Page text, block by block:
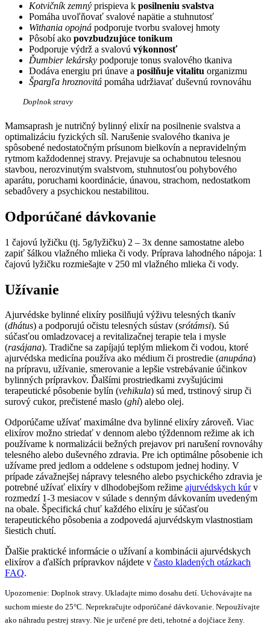
Kotvičník zemný prispieva k posilneniu svalstva
Pomáha uvoľňovať svalové napätie a stuhnutosť
Withania opojná podporuje tvorbu svalovej hmoty
Pôsobí ako povzbudzujúce tonikum
Podporuje výdrž a svalovú výkonnosť
Ďumbier lekársky podporuje tonus svalového tkaniva
Dodáva energiu pri únave a posilňuje vitalitu organizmu
Špargľa hroznovitá pomáha udržiavať duševnú rovnováhu
Doplnok stravy
Mamsaprash je nutričný bylinný elixír na posilnenie svalstva a
optimalizáciu fyzických síl. Narušenie svalového tkaniva je
spôsobené nedostatočným prísunom bielkovín a nepravidelným
rytmom každodennej stravy. Prejavuje sa ochabnutou telesnou
stavbou, nerozvinutým svalstvom, stuhnutosťou pohybového
aparátu, poruchami koordinácie, únavou, strachom, nedostatkom
sebadôvery a psychickou nestabilitou.
Odporúčané dávkovanie
1 čajovú lyžičku (tj. 5g/lyžičku) 2 – 3x denne samostatne alebo
zapiť šálkou vlažného mlieka či vody. Príprava lahodného nápoja: 1
čajovú lyžičku rozmiešajte v 250 ml vlažného mlieka či vody.
Užívanie
Ajurvédske bylinné elixíry posilňujú výživu telesných tkanív
(dhátus) a podporujú očistu telesných sústav (srótámsi). Sú
súčasťou omladzovacej a revitalizačnej terapie tela i mysle
(rasájana). Tradične sa zapíjajú teplým mliekom či vodou, ktoré
ajurvédska medicína používa ako médium či prostredie (anupána)
na prípravu, užívanie, smerovanie a lepšie vstrebávanie účinkov
bylinných prípravkov. Ďalšími prostriedkami zvyšujúcimi
terapeutické pôsobenie bylín (vehikula) sú med, trstinový sirup či
surový cukor, prečistené maslo (ghí) alebo olej.
Odporúčame užívať maximálne dva bylinné elixíry zároveň. Viac
elixírov možno striedať v dennom alebo týždennom režime ak ich
používame k normalizácii bežných prejavov pri narušení rovnováhy
telesného alebo duševného zdravia. Pre ich optimálne pôsobenie ich
užívame pred jedlom a oddelene s odstupom jednej hodiny. V
prípade závažnejšej nápravy telesného alebo psychického zdravia je
potrebné užívať elixíry v dlhodobejšom režime ajurvédskych kúrv
rozmedzí 1-3 mesiacov v súlade s denným dávkovaním uvedeným
na obale. Špecifická chuť každého elixíru je súčasťou
terapeutického pôsobenia a zodpovedá ajurvédskym vlastnostiam
šiestich chutí.
Ďalšie praktické informácie o užívaní a kombinácii ajurvédskych
elixírov a ďalších prípravkov nájdete v často kladených otázkach
FAQ.
Upozornenie: Doplnok stravy. Ukladajte mimo dosahu detí. Uchovávajte na
suchom mieste do 25°C. Neprekračujte odporúčané dávkovanie. Nepoužívajte
ako náhradu pestrej stravy. Nie je určené pre deti, tehotné a dojčiace ženy.